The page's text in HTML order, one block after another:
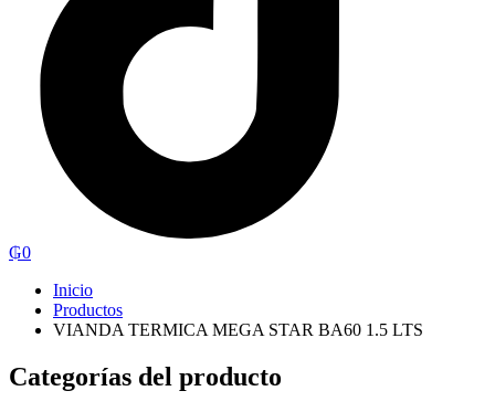
₲0
Inicio
Productos
VIANDA TERMICA MEGA STAR BA60 1.5 LTS
Categorías del producto